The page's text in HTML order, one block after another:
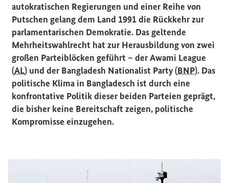
autokratischen Regierungen und einer Reihe von
Putschen gelang dem Land 1991 die Rückkehr zur
parlamentarischen Demokratie. Das geltende
Mehrheitswahlrecht hat zur Herausbildung von zwei
großen Parteiblöcken geführt – derAwami League
(AL) und derBangladesh Nationalist Party(BNP). Das
politische Klima in Bangladesch ist durch eine
konfrontative Politik dieser beiden Parteien geprägt,
die bisher keine Bereitschaft zeigen, politische
Kompromisse einzugehen.